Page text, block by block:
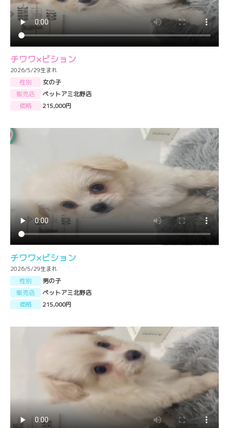
チワワ×ビション
2026/5/29生まれ
性別
女の子
販売店
ペットアミ北野店
価格
215,000円
チワワ×ビション
2026/5/29生まれ
性別
男の子
販売店
ペットアミ北野店
価格
215,000円